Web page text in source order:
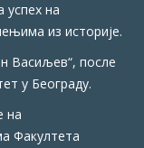
успех на
из историје.
Васиљев“, после
у Београду.
на
Факултета